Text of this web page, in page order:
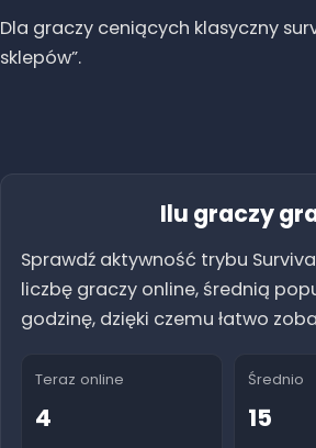
Dla graczy ceniących klasyczny
sklepów”.
Ilu graczy
Sprawdź aktywność trybu
liczbę graczy online, średnią
godzinę, dzięki czemu łatwo
Teraz online
4
Średnio
15